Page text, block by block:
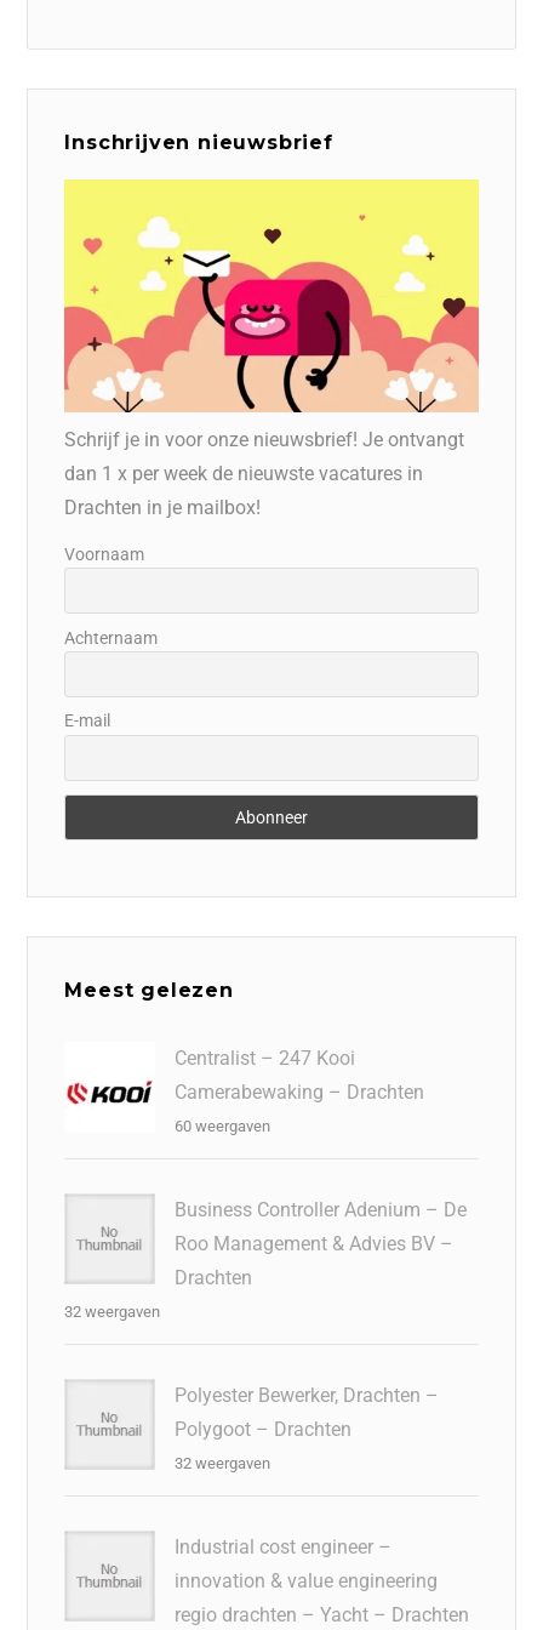
Inschrijven nieuwsbrief
Schrijf je in voor onze nieuwsbrief! Je ontvangt
dan 1 x per week de nieuwste vacatures in
Drachten in je mailbox!
Voornaam
Achternaam
E-mail
Meest gelezen
Centralist – 247 Kooi
Camerabewaking – Drachten
60 weergaven
Business Controller Adenium – De
Roo Management & Advies BV –
Drachten
32 weergaven
Polyester Bewerker, Drachten –
Polygoot – Drachten
32 weergaven
Industrial cost engineer –
innovation & value engineering
regio drachten – Yacht – Drachten